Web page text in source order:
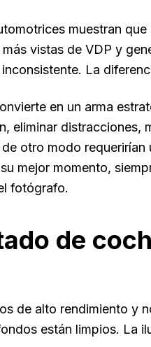
muestran
vistas de VDP y
La
en un arma
eliminar distracciones,
otro modo
mejor momento,
fotógrafo.
de
de alto rendimiento y
están limpios. La